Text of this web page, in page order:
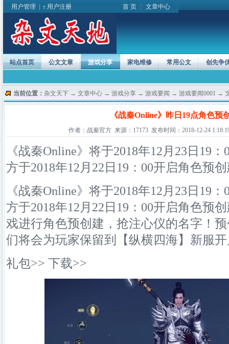
用户管理 用户注册 首 页 ┆ 文章中心
站点首页 公文文章 游戏分享 家电维修 常用公文 创先争
当前位置： 杂文天下 → 文章中心 → 游戏分享 → 游戏要闻 → 游戏要闻0001 →
《战秦Online》昨日19点角色预
作者：战秦官方 来源：17173 发布时间：2018-12-24
《战秦Online》将于2018年12月23日19
方于2018年12月22日19：00开启角色预
《战秦Online》将于2018年12月23日19
方于2018年12月22日19：00开启角色预
戏进行角色预创建，抢注心仪的名字！
们将会为玩家保留到【纵横四海】新服
礼包>> 下载>>